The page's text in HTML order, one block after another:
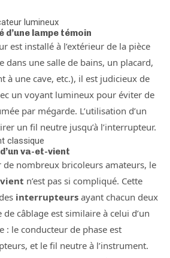
lumineux
lampe témoin
est installé à l’extérieur de la pièce
dans une salle de bains, un placard,
à une cave, etc.), il est judicieux de
un voyant lumineux pour éviter de
par mégarde. L’utilisation d’un
un fil neutre jusqu’à l’interrupteur.
classique
va-et-vient
de nombreux bricoleurs amateurs, le
n’est pas si compliqué. Cette
interrupteurs ayant chacun deux
câblage est similaire à celui d’un
: le conducteur de phase est
et le fil neutre à l’instrument.